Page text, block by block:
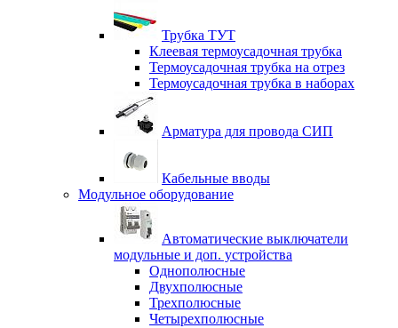
Трубка ТУТ
Клеевая термоусадочная трубка
Термоусадочная трубка на отрез
Термоусадочная трубка в наборах
Арматура для провода СИП
Кабельные вводы
Модульное оборудование
Автоматические выключатели
модульные и доп. устройства
Однополюсные
Двухполюсные
Трехполюсные
Четырехполюсные